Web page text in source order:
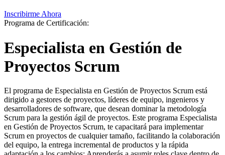
Inscribirme Ahora
Programa de Certificación:
Especialista en Gestión de
Proyectos Scrum
El programa de Especialista en Gestión de Proyectos Scrum está
dirigido a gestores de proyectos, líderes de equipo, ingenieros y
desarrolladores de software, que desean dominar la metodología
Scrum para la gestión ágil de proyectos. Este programa Especialista
en Gestión de Proyectos Scrum, te capacitará para implementar
Scrum en proyectos de cualquier tamaño, facilitando la colaboración
del equipo, la entrega incremental de productos y la rápida